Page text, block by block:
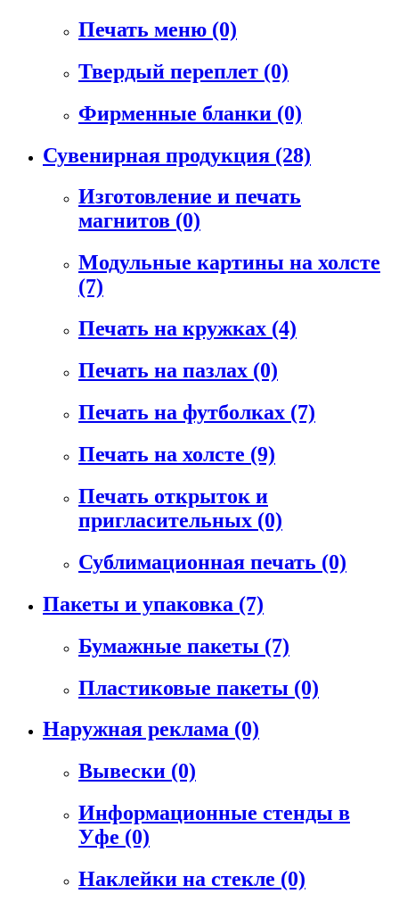
Печать меню (0)
Твердый переплет (0)
Фирменные бланки (0)
Сувенирная продукция (28)
Изготовление и печать
магнитов (0)
Модульные картины на холсте
(7)
Печать на кружках (4)
Печать на пазлах (0)
Печать на футболках (7)
Печать на холсте (9)
Печать открыток и
пригласительных (0)
Сублимационная печать (0)
Пакеты и упаковка (7)
Бумажные пакеты (7)
Пластиковые пакеты (0)
Наружная реклама (0)
Вывески (0)
Информационные стенды в
Уфе (0)
Наклейки на стекле (0)